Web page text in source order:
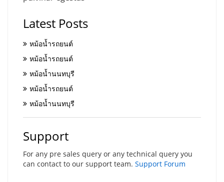
Latest Posts
หม้อน้ำรถยนต์
หม้อน้ำรถยนต์
หม้อน้ำนนทบุรี
หม้อน้ำรถยนต์
หม้อน้ำนนทบุรี
Support
For any pre sales query or any technical query you
can contact to our support team. Support Forum